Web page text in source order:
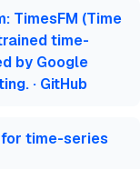
aimultiple.com/
12 Haziran
TimesFM (Time
time-
by Google
· GitHub
time-series